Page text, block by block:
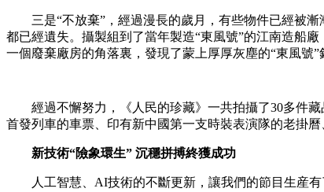
三是“不放棄”，經過漫長的歲月，有些物件已經被漸
都已經遺失。攝製組到了當年製造“東風號”的江南造船
一個廢棄廠房的角落裏，發現了蒙上厚厚灰塵的“東風號”
經過不懈努力，《人民的珍藏》一共拍攝了30多件藏
首發列車的車票、印有新中國第一支時裝表演隊的老掛
新技術“險象環生” 沉穩拼搏終獲成功
人工智慧、AI技術的不斷更新，讓我們的節目生産有